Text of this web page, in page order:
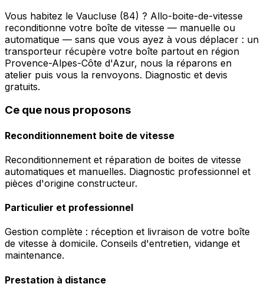
Vous habitez le Vaucluse (84) ? Allo-boite-de-vitesse
reconditionne votre boîte de vitesse — manuelle ou
automatique — sans que vous ayez à vous déplacer : un
transporteur récupère votre boîte partout en région
Provence-Alpes-Côte d'Azur, nous la réparons en
atelier puis vous la renvoyons. Diagnostic et devis
gratuits.
Ce que nous proposons
Reconditionnement boite de vitesse
Reconditionnement et réparation de boites de vitesse
automatiques et manuelles. Diagnostic professionnel et
pièces d'origine constructeur.
Particulier et professionnel
Gestion complète : réception et livraison de votre boîte
de vitesse à domicile. Conseils d'entretien, vidange et
maintenance.
Prestation à distance